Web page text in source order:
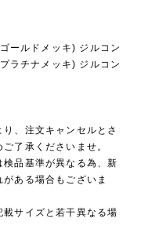
ールドメッキ) ジルコン
ラチナメッキ) ジルコン
、注文キャンセルとさ
了承くださいませ。
検品基準が異なる為、新
ある場合もございま
載サイズと若干異なる場